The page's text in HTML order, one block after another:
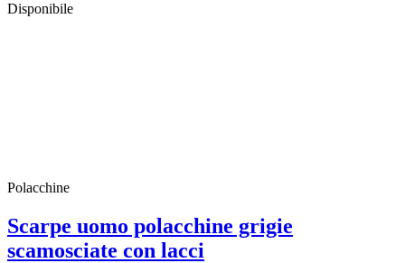
Disponibile
Polacchine
Scarpe uomo polacchine grigie
scamosciate con lacci